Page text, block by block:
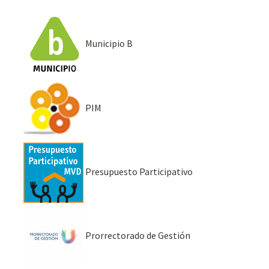
Municipio B
PIM
Presupuesto Participativo
Prorrectorado de Gestión